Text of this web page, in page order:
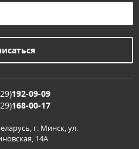
192-09-09
168-00-17
г. Минск, ул.
14А